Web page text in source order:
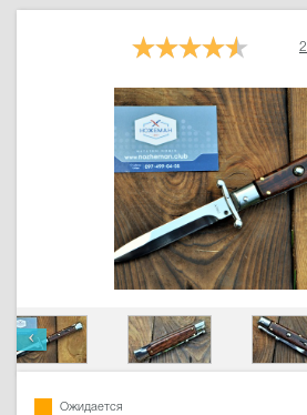
Ожидается